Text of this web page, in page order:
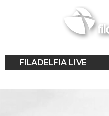
FILADELFIA LIVE